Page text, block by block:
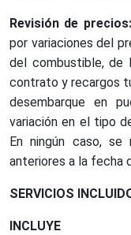
Revisión de precios:
por variaciones del
del combustible, de
contrato y recargos
desembarque en
variación en el tipo
En ningún caso,
anteriores a la fecha
SERVICIOS
INCLUYE